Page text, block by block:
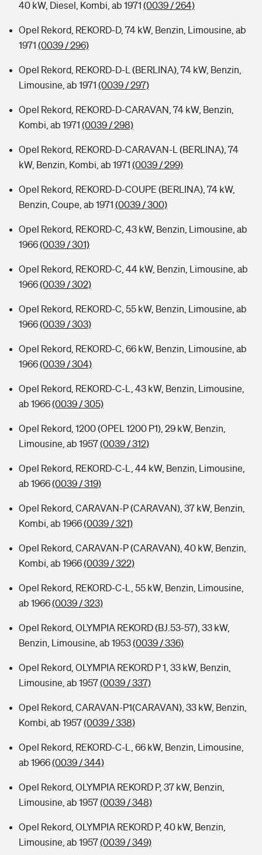
40 kW, Diesel, Kombi, ab 1971 (0039 / 264)
Opel Rekord, REKORD-D, 74 kW, Benzin, Limousine, ab
1971 (0039 / 296)
Opel Rekord, REKORD-D-L (BERLINA), 74 kW, Benzin,
Limousine, ab 1971 (0039 / 297)
Opel Rekord, REKORD-D-CARAVAN, 74 kW, Benzin,
Kombi, ab 1971 (0039 / 298)
Opel Rekord, REKORD-D-CARAVAN-L (BERLINA), 74
kW, Benzin, Kombi, ab 1971 (0039 / 299)
Opel Rekord, REKORD-D-COUPE (BERLINA), 74 kW,
Benzin, Coupe, ab 1971 (0039 / 300)
Opel Rekord, REKORD-C, 43 kW, Benzin, Limousine, ab
1966(0039 / 301)
Opel Rekord, REKORD-C, 44 kW, Benzin, Limousine, ab
1966(0039 / 302)
Opel Rekord, REKORD-C, 55 kW, Benzin, Limousine, ab
1966(0039 / 303)
Opel Rekord, REKORD-C, 66 kW, Benzin, Limousine, ab
1966(0039 / 304)
Opel Rekord, REKORD-C-L, 43 kW, Benzin, Limousine,
ab 1966(0039 / 305)
Opel Rekord, 1200 (OPEL 1200 P1), 29 kW, Benzin,
Limousine, ab 1957(0039 / 312)
Opel Rekord, REKORD-C-L, 44 kW, Benzin, Limousine,
ab 1966(0039 / 319)
Opel Rekord, CARAVAN-P (CARAVAN), 37 kW, Benzin,
Kombi, ab 1966(0039 / 321)
Opel Rekord, CARAVAN-P (CARAVAN), 40 kW, Benzin,
Kombi, ab 1966(0039 / 322)
Opel Rekord, REKORD-C-L, 55 kW, Benzin, Limousine,
ab 1966(0039 / 323)
Opel Rekord, OLYMPIA REKORD (BJ.53-57), 33 kW,
Benzin, Limousine, ab 1953(0039 / 336)
Opel Rekord, OLYMPIA REKORD P 1, 33 kW, Benzin,
Limousine, ab 1957(0039 / 337)
Opel Rekord, CARAVAN-P1(CARAVAN), 33 kW, Benzin,
Kombi, ab 1957(0039 / 338)
Opel Rekord, REKORD-C-L, 66 kW, Benzin, Limousine,
ab 1966(0039 / 344)
Opel Rekord, OLYMPIA REKORD P, 37 kW, Benzin,
Limousine, ab 1957(0039 / 348)
Opel Rekord, OLYMPIA REKORD P, 40 kW, Benzin,
Limousine, ab 1957(0039 / 349)